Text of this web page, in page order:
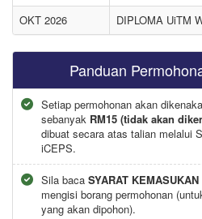
OKT 2026
DIPLOMA UiTM
Panduan
Setiap permohonan akan
sebanyak RM15 (tidak akan
dibuat secara atas talian melalui
iCEPS.
Sila baca SYARAT KEMASUKAN
mengisi borang permohonan
yang akan dipohon).